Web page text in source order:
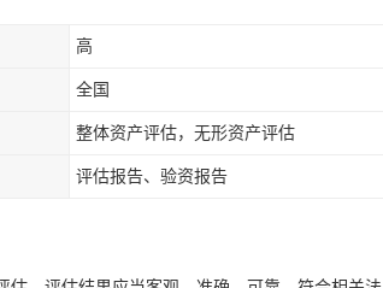
高
全国
整体资产评估，无形资产评估
评估报告、验资报告